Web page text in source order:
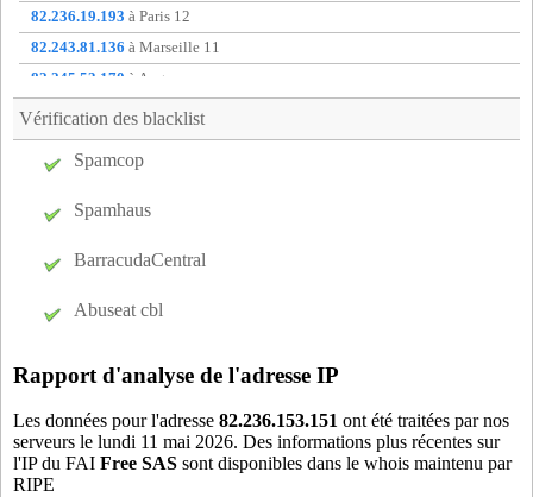
oxf38- Grenoble (10 km)
pas38- Grenoble (8 km)
rio38- Livet-et-Gavet (13 km)
s8s38- Seyssins (12 km)
ter38
- La Terrasse (16 km)
tou38
v3p38
- Voreppe (19 km)
vau38
- Vaulnaveys-le-Haut (9 km)
vig38- Grenoble (10 km)
viz38
- Vizille (14 km)
vor38- Voreppe (19 km)
wba38 - Saint-Barthelemy-de-Sechilienne (17 km)
82.236.19.193 à Paris 12
82.243.81.136 à Marseille 11
82.245.53.170 à Angers
82.248.253.241
à non communique
88.168.129.222à Sainte-Luce-sur-Loire
88.181.64.136à Chateau-landon
91.166.154.23
Vérification des blacklist
Spamcop
Spamhaus
BarracudaCentral
Abuseat cbl
Rapport d'analyse de l'adresse IP
Les données pour l'adresse 82.236.153.151 ont été traitées par nos
serveurs le lundi 11 mai 2026. Des informations plus récentes sur
l'IP du FAI Free SAS sont disponibles dans le whois maintenu par
RIPE